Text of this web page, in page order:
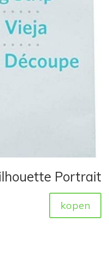
Portrait
kopen